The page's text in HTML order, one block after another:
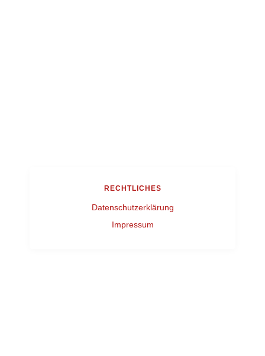
RECHTLICHES
Datenschutzerklärung
Impressum